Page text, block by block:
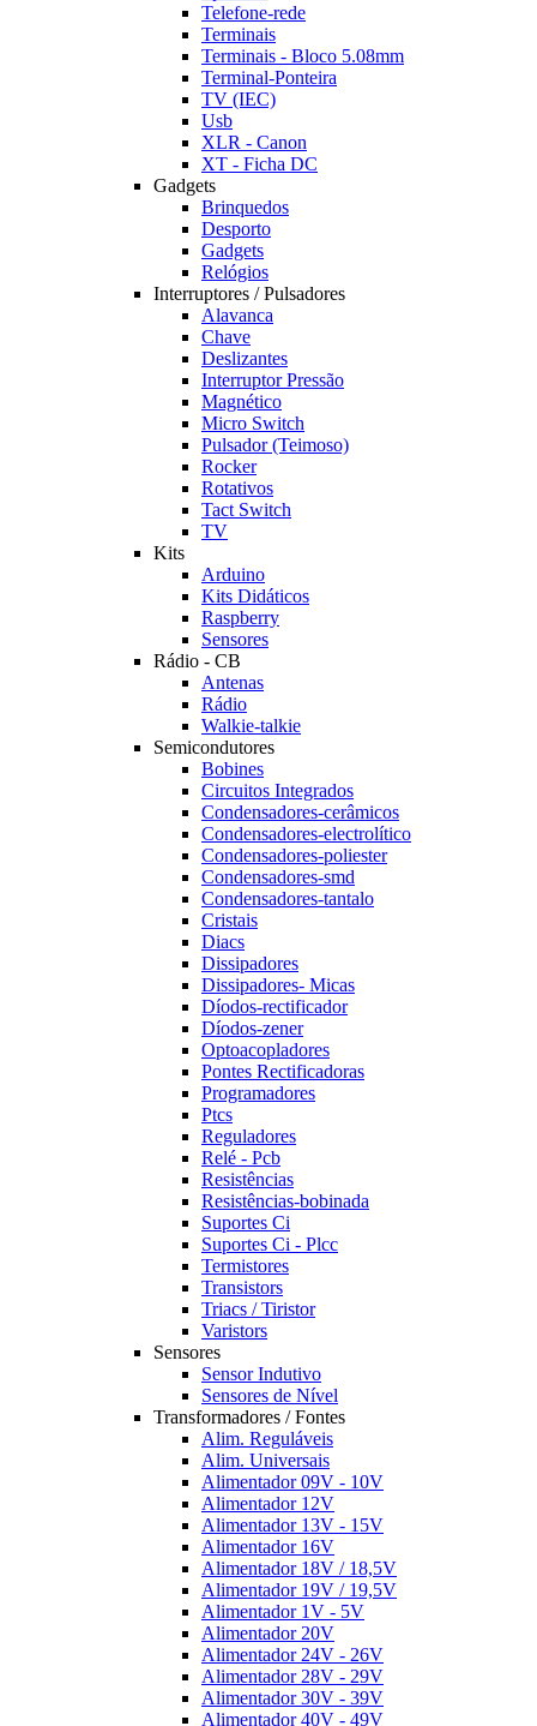
Telefone-rede
Terminais
Terminais - Bloco 5.08mm
Terminal-Ponteira
TV (IEC)
Usb
XLR - Canon
XT - Ficha DC
Gadgets
Brinquedos
Desporto
Gadgets
Relógios
Interruptores / Pulsadores
Alavanca
Chave
Deslizantes
Interruptor Pressão
Magnético
Micro Switch
Pulsador (Teimoso)
Rocker
Rotativos
Tact Switch
TV
Kits
Arduino
Kits Didáticos
Raspberry
Sensores
Rádio - CB
Antenas
Rádio
Walkie-talkie
Semicondutores
Bobines
Circuitos Integrados
Condensadores-cerâmicos
Condensadores-electrolítico
Condensadores-poliester
Condensadores-smd
Condensadores-tantalo
Cristais
Diacs
Dissipadores
Dissipadores- Micas
Díodos-rectificador
Díodos-zener
Optoacopladores
Pontes Rectificadoras
Programadores
Ptcs
Reguladores
Relé - Pcb
Resistências
Resistências-bobinada
Suportes Ci
Suportes Ci - Plcc
Termistores
Transistors
Triacs / Tiristor
Varistors
Sensores
Sensor Indutivo
Sensores de Nível
Transformadores / Fontes
Alim. Reguláveis
Alim. Universais
Alimentador 09V - 10V
Alimentador 12V
Alimentador 13V - 15V
Alimentador 16V
Alimentador 18V / 18,5V
Alimentador 19V / 19,5V
Alimentador 1V - 5V
Alimentador 20V
Alimentador 24V - 26V
Alimentador 28V - 29V
Alimentador 30V - 39V
Alimentador 40V - 49V